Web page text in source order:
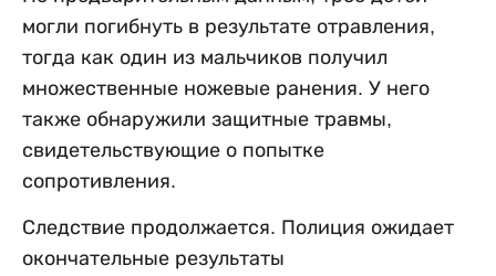
могли погибнуть в результате отравления,
тогда как один из мальчиков получил
множественные ножевые ранения. У него
также обнаружили защитные травмы,
свидетельствующие о попытке
сопротивления.
Следствие продолжается. Полиция ожидает
окончательные результаты